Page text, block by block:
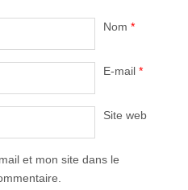
Nom *
E-mail *
Site web
et mon site dans le